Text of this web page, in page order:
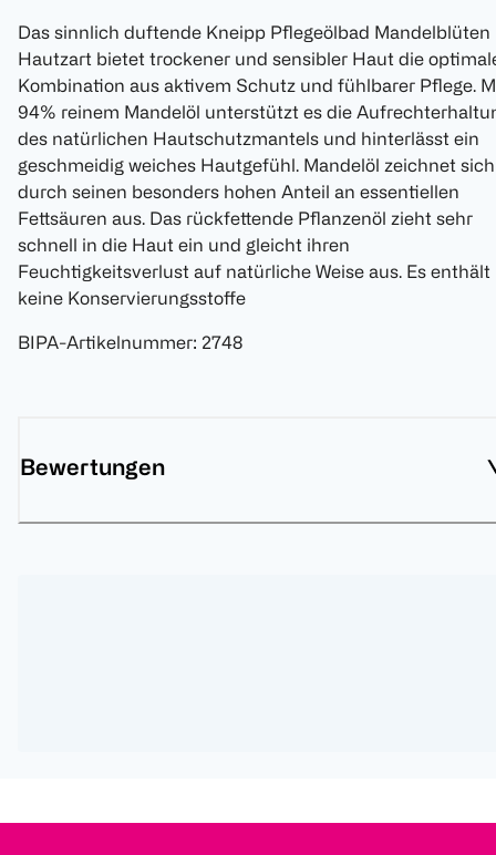
Das sinnlich duftende Kneipp Pflegeölbad Mandelblüten
Hautzart bietet trockener und sensibler Haut die
Kombination aus aktivem Schutz und fühlbarer Pflege.
94% reinem Mandelöl unterstützt es die
des natürlichen Hautschutzmantels und hinterlässt ein
geschmeidig weiches Hautgefühl. Mandelöl zeichnet sich
durch seinen besonders hohen Anteil an essentiellen
Fettsäuren aus. Das rückfettende Pflanzenöl zieht sehr
schnell in die Haut ein und gleicht ihren
Feuchtigkeitsverlust auf natürliche Weise aus. Es enthält
keine Konservierungsstoffe
BIPA-Artikelnummer: 2748
Bewertungen